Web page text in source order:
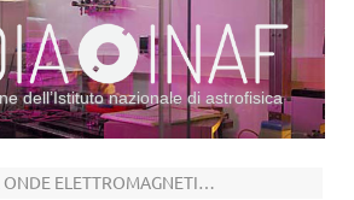
dell’Istituto nazionale di astrofisica
LA GUERRA DELLE ONDE ELETTROMAGNETICHE